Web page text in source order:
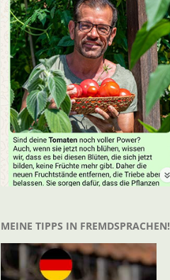
MEINE TIPPS IN FREMDSPRACHEN!